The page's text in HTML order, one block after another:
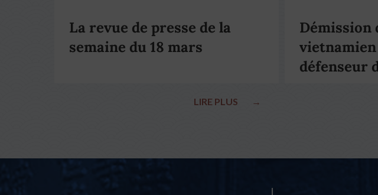
La revue de presse de la
semaine du 18 mars
LIRE PLUS →
Démission
vietnamien
défenseur